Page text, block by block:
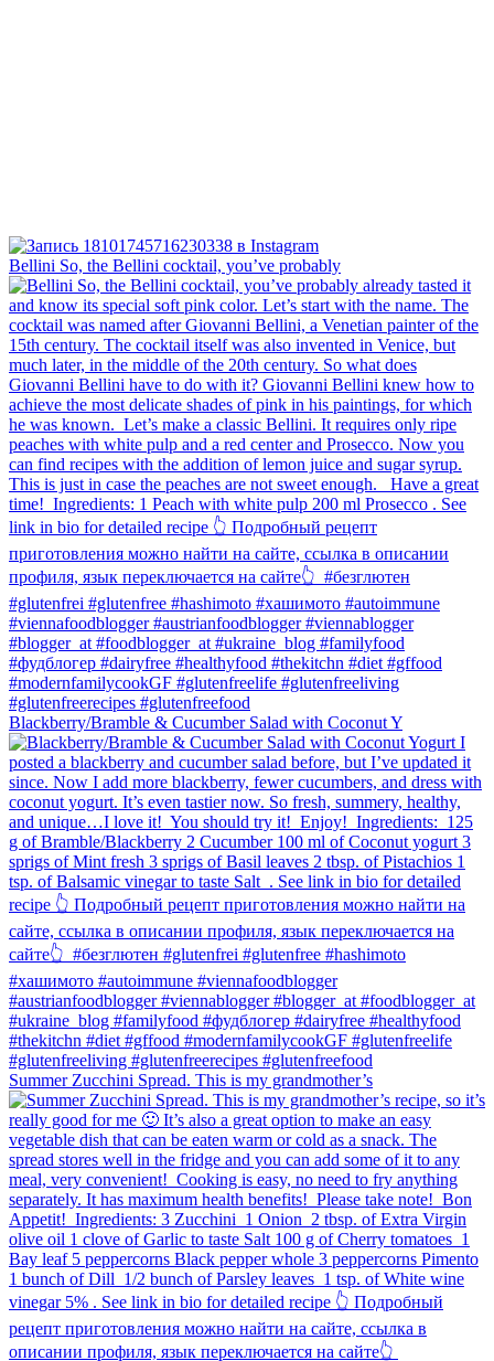
Bellini⁠ So, the Bellini cocktail, you’ve probably
Blackberry/Bramble & Cucumber Salad with Coconut Y
Summer Zucchini Spread.⁠ This is my grandmother’s